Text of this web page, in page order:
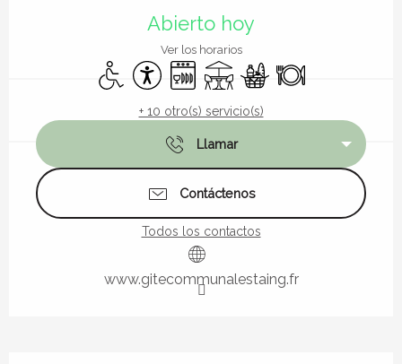
Abierto hoy
Ver los horarios
Acceso para minusválidos
Accesibilidad
Lavavajillas
TerrazaTiendas de alimentación
Restaurante
+ 10 otro(s) servicio(s)
Llamar
Contáctenos
Todos los contactos
www.gitecommunalestaing.fr